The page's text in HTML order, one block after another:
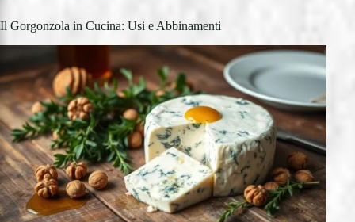
Il Gorgonzola in Cucina: Usi e Abbinamenti